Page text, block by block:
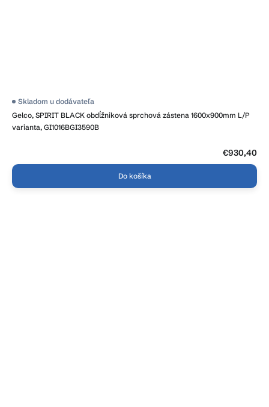
Gelco, SPIRIT BLACK obdĺžniková sprchová zástena 1600x900mm L/P
varianta, GI1016BGI3590B
Skladom u dodávateľa
€930,40
Do košíka